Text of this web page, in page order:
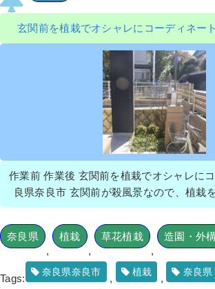
玄関前を植栽でオシャレにコーディネ
作業前 作業後 玄関前を植栽でオシャレに
良県奈良市 玄関前が殺風景なので、植栽
奈良県
,
植栽
,
草花植栽
,
造園・外
Tags:
奈良県奈良市
,
植栽
,
奈良県